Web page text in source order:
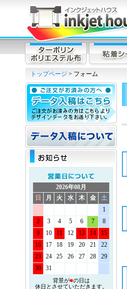
トップページ > フォーム
2026年08月
日
月 火 水 木 金
土
1
2
3 4 5 6 7
8
9
10 11 12 13 14
15
16
17 18 19 20 21
22
23
24 25 26 27 28
29
30
31
背景が■の日は
休日とさせていただきます。